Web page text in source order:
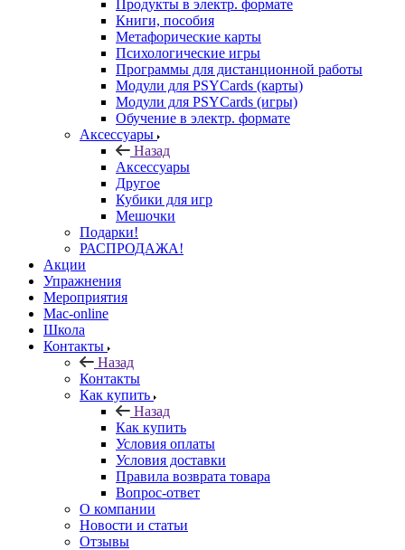
Продукты в электр. формате
Книги, пособия
Метафорические карты
Психологические игры
Программы для дистанционной работы
Модули для PSYCards (карты)
Модули для PSYCards (игры)
Обучение в электр. формате
Аксессуары
Назад
Аксессуары
Другое
Кубики для игр
Мешочки
Подарки!
РАСПРОДАЖА!
Акции
Упражнения
Мероприятия
Mac-online
Школа
Контакты
Назад
Контакты
Как купить
Назад
Как купить
Условия оплаты
Условия доставки
Правила возврата товара
Вопрос-ответ
О компании
Новости и статьи
Отзывы